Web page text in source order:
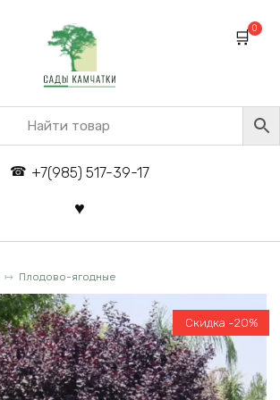
+7(985) 517-39-17
0
Плодово-ягодные
Скидка -20%